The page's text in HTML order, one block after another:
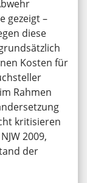
gezeigt –
diese
Kosten für
Rahmen
kritisieren
2009,
der